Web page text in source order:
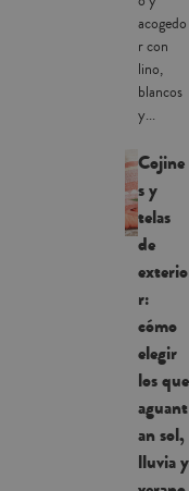
acogedo
r con
lino,
blancos
y...
Cojine
s y
telas
de
exterio
r:
cómo
elegir
los que
aguant
an sol,
lluvia y